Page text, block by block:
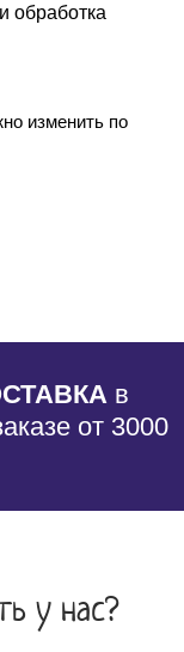
обработка
изменить по
в
от 3000
у нас?